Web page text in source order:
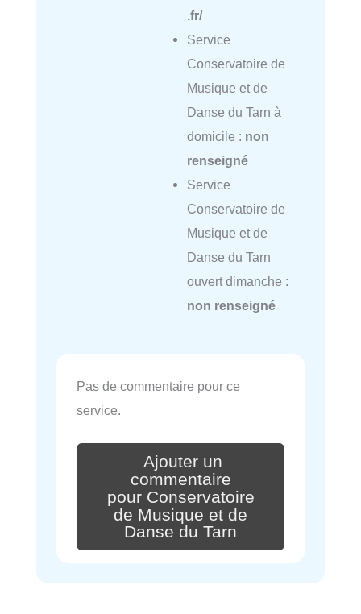
.fr/
Service
Conservatoire de
Musique et de
Danse du Tarn à
domicile : non
renseigné
Service
Conservatoire de
Musique et de
Danse du Tarn
ouvert dimanche :
non renseigné
Pas de commentaire pour ce
service.
Ajouter un
commentaire
pour Conservatoire
de Musique et de
Danse du Tarn